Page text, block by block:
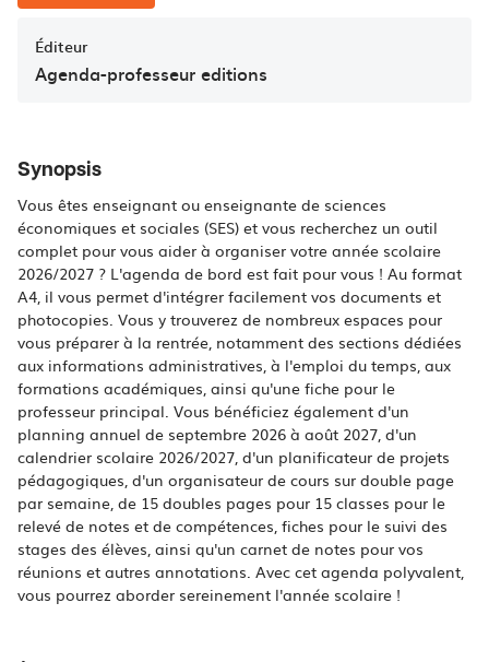
Éditeur
Agenda-professeur editions
Synopsis
Vous êtes enseignant ou enseignante de sciences
économiques et sociales (SES) et vous recherchez un outil
complet pour vous aider à organiser votre année scolaire
2026/2027 ? L'agenda de bord est fait pour vous ! Au format
A4, il vous permet d'intégrer facilement vos documents et
photocopies. Vous y trouverez de nombreux espaces pour
vous préparer à la rentrée, notamment des sections dédiées
aux informations administratives, à l'emploi du temps, aux
formations académiques, ainsi qu'une fiche pour le
professeur principal. Vous bénéficiez également d'un
planning annuel de septembre 2026 à août 2027, d'un
calendrier scolaire 2026/2027, d'un planificateur de projets
pédagogiques, d'un organisateur de cours sur double page
par semaine, de 15 doubles pages pour 15 classes pour le
relevé de notes et de compétences, fiches pour le suivi des
stages des élèves, ainsi qu'un carnet de notes pour vos
réunions et autres annotations. Avec cet agenda polyvalent,
vous pourrez aborder sereinement l'année scolaire !